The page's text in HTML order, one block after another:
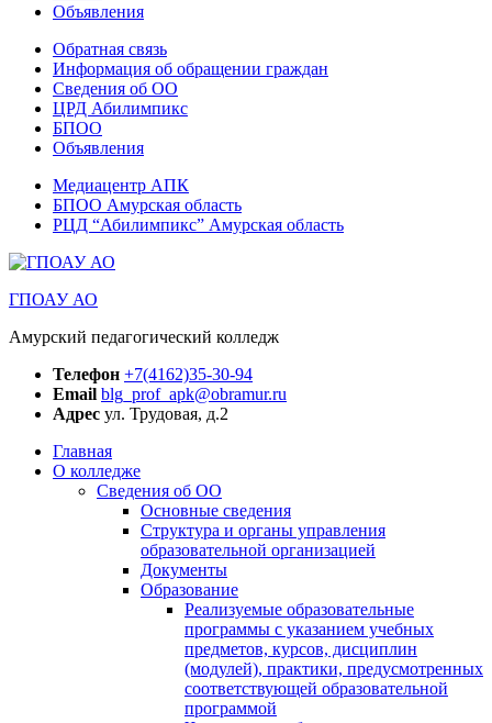
Объявления
Обратная связь
Информация об обращении граждан
Сведения об ОО
ЦРД Абилимпикс
БПОО
Объявления
Медиацентр АПК
БПОО Амурская область
РЦД “Абилимпикс” Амурская область
ГПОАУ АО
Амурский педагогический колледж
Телефон +7(4162)35-30-94
Email blg_prof_apk@obramur.ru
Адрес ул. Трудовая, д.2
Главная
О колледже
Сведения об ОО
Основные сведения
Структура и органы управления
образовательной организацией
Документы
Образование
Реализуемые образовательные
программы с указанием учебных
предметов, курсов, дисциплин
(модулей), практики, предусмотренных
соответствующей образовательной
программой